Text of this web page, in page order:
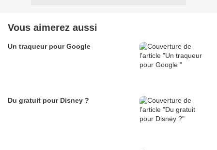
Vous aimerez aussi
Un traqueur pour Google
Du gratuit pour Disney ?